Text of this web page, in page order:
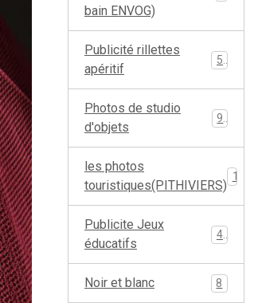
bain ENVOG)
Publicité rillettes
apéritif
Photos de studio
d'objets
les photos
touristiques(PITHIVIERS)
19
Publicite Jeux
éducatifs
4
Noir et blanc 8